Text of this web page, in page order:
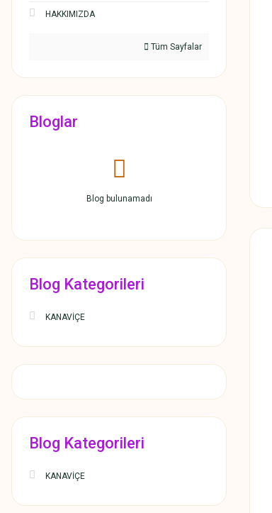
HAKKIMIZDA
Tüm Sayfalar
Bloglar
Blog bulunamadı
Blog Kategorileri
KANAVİÇE
Blog Kategorileri
KANAVİÇE